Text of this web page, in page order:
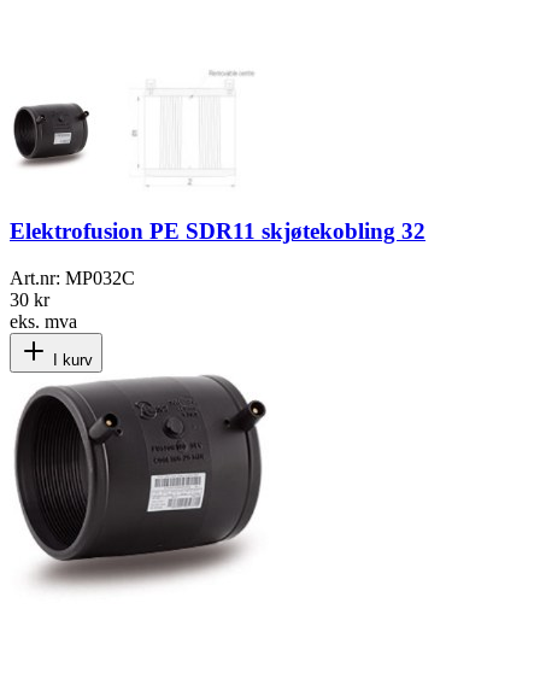
Elektrofusion PE SDR11 skjøtekobling 32
Art.nr: MP032C
30 kr
eks. mva
I kurv